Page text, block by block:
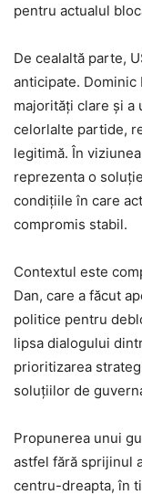
pentru actualul
De cealaltă parte,
anticipate. Dominic
majorități clare și a
celorlalte partide,
legitimă. În
reprezenta o
condițiile în care
compromis stabil.
Contextul este
Dan, care a făcut
politice pentru
lipsa dialogului
prioritizarea
soluțiilor de
Propunerea unui
astfel fără sprijinul
centru-dreapta, în